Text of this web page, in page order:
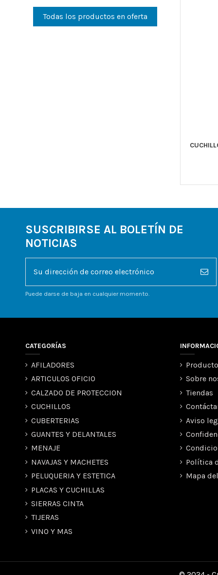
Todas los productos en oferta
SUSCRIBIRSE AL BOLETÍN DE
NOTICIAS
Puede darse de baja en cualquier momento.
CATEGORÍAS
AFILADORES
ARTICULOS OFICIO
CALZADO DE PROTECCION
CUCHILLOS
CUBERTERIAS
GUANTES Y DELANTALES
MENAJE
NAVAJAS Y MACHETES
PELUQUERIA Y ESTETICA
PLACAS Y CUCHILLAS
SIERRAS CINTA
TIJERAS
VINO Y MAS
Sobre
Tiendas
Aviso
Política
Mapa